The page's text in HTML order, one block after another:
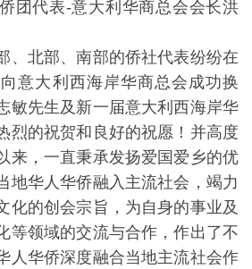
代表-意⼤利华商总会会长洪
北部、南部的侨社代表纷纷在
意大利西海岸华商总会成功换
敏先生及新一届意大利西海岸华
烈的祝贺和良好的祝愿！并高度
来，一直秉承发扬爱国爱乡的优
地华人华侨融入主流社会，竭力
化的创会宗旨，为自身的事业及
等领域的交流与合作，作出了不
人华侨深度融合当地主流社会作